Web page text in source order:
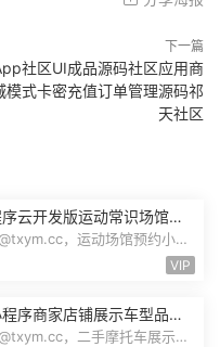
下一篇
社区UI成品源码社区应用商
模式卡密充值订单管理源码祁
天社区
云开发版运动常识场馆动
球预约管理预约凭证源码
，运动场馆预约小程
VIP
序商家店铺展示车型品牌
用户交互联系源码
，二手摩托车展示小